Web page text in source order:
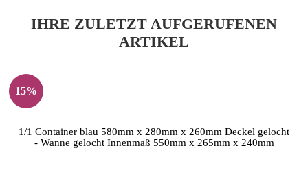
IHRE ZULETZT AUFGERUFENEN
ARTIKEL
15%
1/1 Container blau 580mm x 280mm x 260mm Deckel gelocht
- Wanne gelocht Innenmaß 550mm x 265mm x 240mm